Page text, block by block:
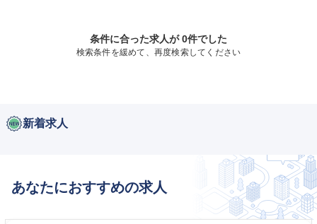
条件に合った求人が 0件でした
検索条件を緩めて、再度検索してください
新着求人
あなたにおすすめの求人